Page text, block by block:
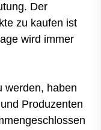
Der
zu kaufen ist
wird immer
werden, haben
Produzenten